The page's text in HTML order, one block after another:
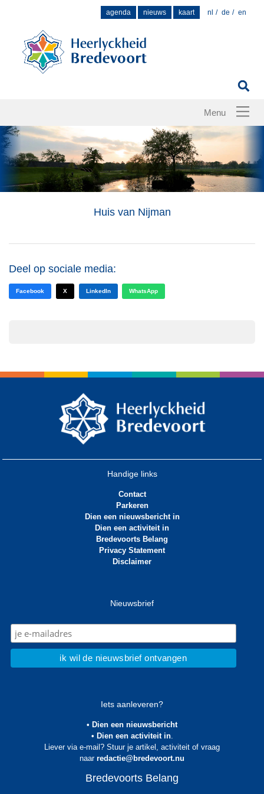
agenda nieuws kaart nl de en
Huis van Nijman
Deel op sociale media:
Facebook X LinkedIn WhatsApp
Handige links
Contact
Parkeren
Dien een nieuwsbericht in
Dien een activiteit in
Bredevoorts Belang
Privacy Statement
Disclaimer
Nieuwsbrief
Iets aanleveren?
• Dien een nieuwsbericht
• Dien een activiteit in.
Liever via e-mail? Stuur je artikel, activiteit of vraag
naar redactie@bredevoort.nu
Bredevoorts Belang